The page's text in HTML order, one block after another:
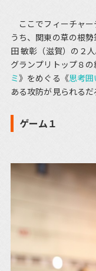
ここでフィーチャー
うち、関東の草の根
田 敏彰（滋賀）の２
グランプリトップ８
ミ》をめぐる《思考囲
ある攻防が見られるだ
ゲーム１